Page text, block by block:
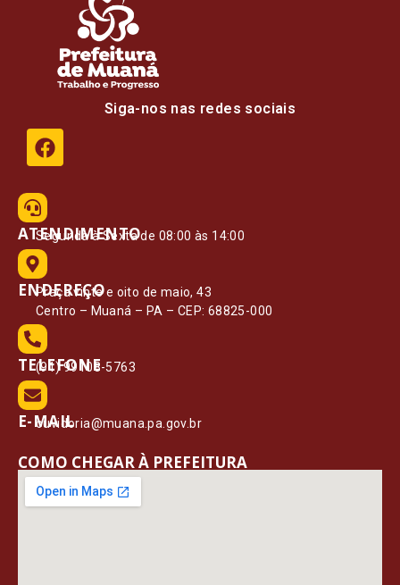
Siga-nos nas redes sociais
ATENDIMENTO
Segunda à Sexta de 08:00 às 14:00
ENDEREÇO
Praça vinte e oito de maio, 43
Centro – Muaná – PA – CEP: 68825-000
TELEFONE
(91) 99108-5763
E-MAIL
ouvidoria@muana.pa.gov.br
COMO CHEGAR À PREFEITURA